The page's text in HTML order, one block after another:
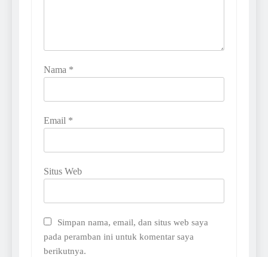
Nama *
Email *
Situs Web
Simpan nama, email, dan situs web saya
pada peramban ini untuk komentar saya
berikutnya.